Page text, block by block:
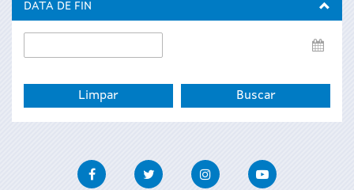
DATA DE FIN
de
FacebookTwitter InstagramYoutube